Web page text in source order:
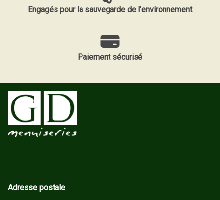
Engagés pour la sauvegarde de l'environnement
Paiement sécurisé
Adresse postale